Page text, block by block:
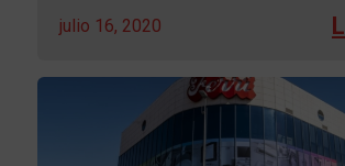
julio 16, 2020